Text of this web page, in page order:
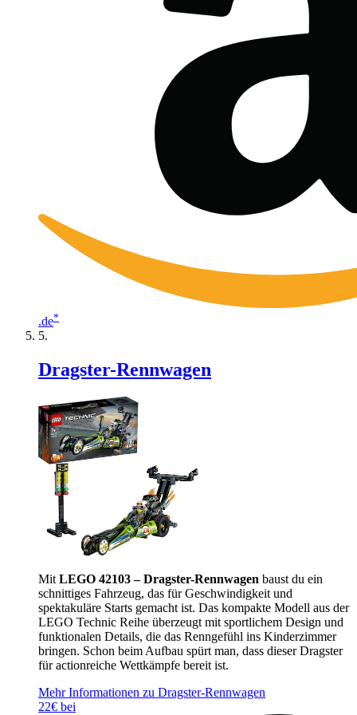
.de*
Dragster-Rennwagen
Mit LEGO 42103 – Dragster-Rennwagen baust du ein
schnittiges Fahrzeug, das für Geschwindigkeit und
spektakuläre Starts gemacht ist. Das kompakte Modell aus der
LEGO Technic Reihe überzeugt mit sportlichem Design und
funktionalen Details, die das Renngefühl ins Kinderzimmer
bringen. Schon beim Aufbau spürt man, dass dieser Dragster
für actionreiche Wettkämpfe bereit ist.
Mehr Informationen zu Dragster-Rennwagen
22€ bei